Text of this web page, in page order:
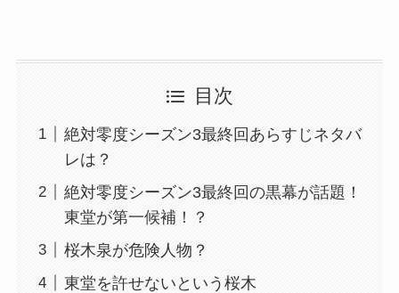
目次
絶対零度シーズン3最終回あらすじネタバ
レは？
絶対零度シーズン3最終回の黒幕が話題！
東堂が第一候補！？
桜木泉が危険人物？
東堂を許せないという桜木